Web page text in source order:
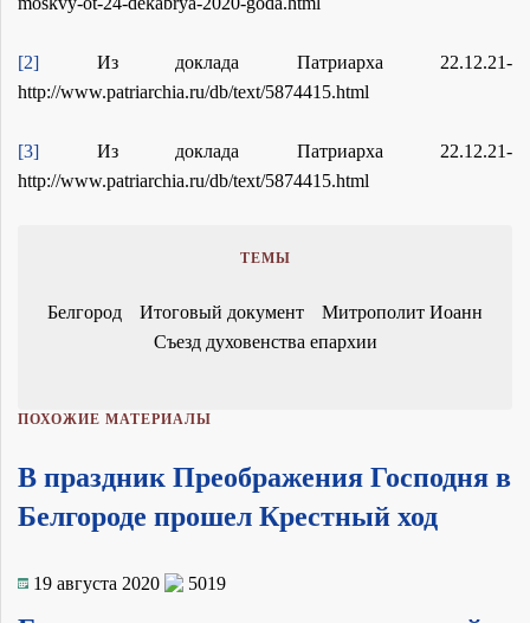
[2] Из доклада Патриарха 22.12.21-
http://www.patriarchia.ru/db/text/5874415.html
[3] Из доклада Патриарха 22.12.21-
http://www.patriarchia.ru/db/text/5874415.html
ТЕМЫ
Белгород Итоговый документ
Митрополит Иоанн
Съезд духовенства епархии
ПОХОЖИЕ МАТЕРИАЛЫ
В праздник Преображения Господня в
Белгороде прошел Крестный ход
19 августа 2020 5019